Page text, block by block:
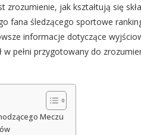
jak kształtują się
fana śledzącego sportowe
informacje dotyczące
pełni przygotowany do
Meczu